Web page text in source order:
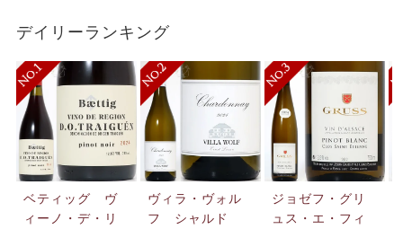
デイリーランキング
ベティッグ ヴ
ィーノ・デ・リ
ヴィラ・ヴォル
フ シャルド
ジョゼフ・グリ
ュス・エ・フィ